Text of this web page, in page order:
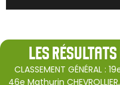
LES
CLASSEMENT GÉNÉRAL :
46e Mathurin